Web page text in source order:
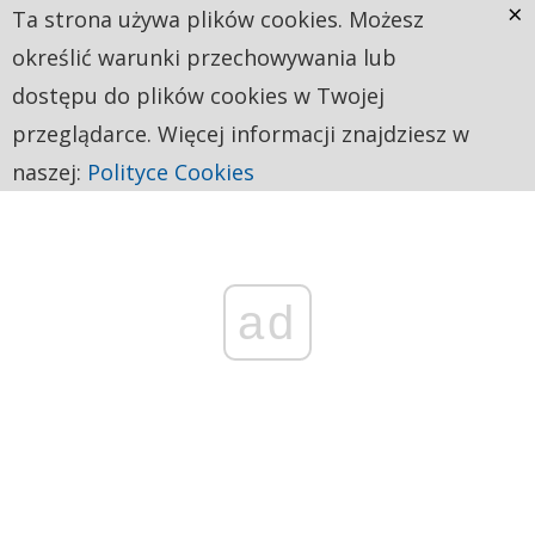
ad
Ta strona używa plików cookies. Możesz
określić warunki przechowywania lub
dostępu do plików cookies w Twojej
przeglądarce. Więcej informacji znajdziesz w
naszej: Polityce Cookies
×